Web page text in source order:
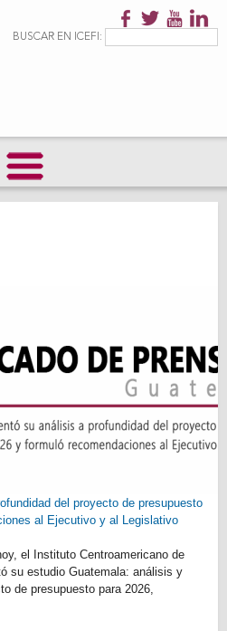
Formulario de
BUSCAR EN ICEFI:
del proyecto de presupuesto
al Ejecutivo y al Legislativo
el Instituto Centroamericano de
su estudio Guatemala: análisis y
de presupuesto para 2026,